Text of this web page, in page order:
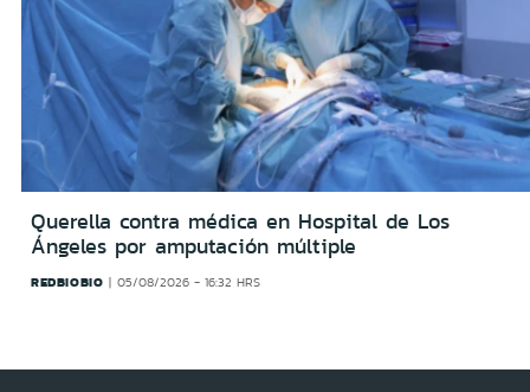
Querella contra médica en Hospital de Los
Ángeles por amputación múltiple
REDBIOBIO 05/08/2026 - 16:32 HRS